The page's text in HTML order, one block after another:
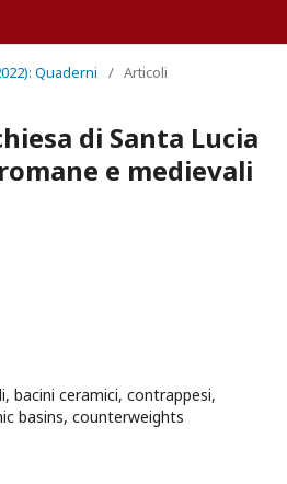
Quaderni / Articoli
di Santa Lucia
e medievali
bacini ceramici, contrappesi,
basins, counterweights